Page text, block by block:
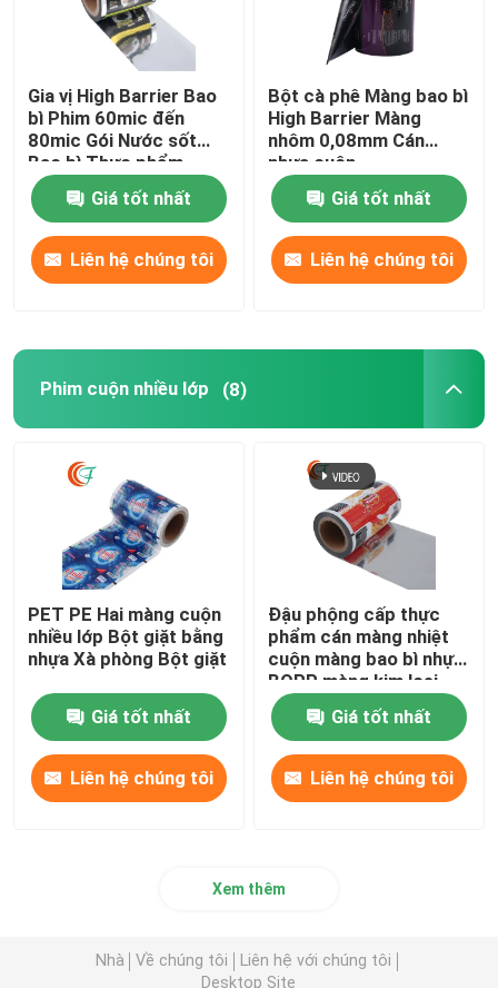
Màng bao bì rào cản cao
Phim cuộn nhiều lớp
Bao bì phim in
Phim đóng gói linh hoạt
Màng bao bì thực phẩm bằng nhựa
Phim đóng gói vật nuôi
Phim VMCPP
túi đóng gói linh hoạt
Gia vị High Barrier Bao
bì Phim 60mic đến
80mic Gói Nước sốt
Bao bì Thực phẩm
Giá tốt nhất
Liên hệ chúng tôi
Bột cà phê Màng bao bì
High Barrier Màng
nhôm 0,08mm Cán
nhựa cuộn
Giá tốt nhất
Liên hệ chúng tôi
Phim cuộn nhiều lớp (8)
PET PE Hai màng cuộn
nhiều lớp Bột giặt bằng
nhựa Xà phòng Bột giặt
Giá tốt nhất
Liên hệ chúng tôi
Đậu phộng cấp thực
phẩm cán màng nhiệt
cuộn màng bao bì nhựa
BOPP màng kim loại
Giá tốt nhất
Liên hệ chúng tôi
Xem thêm
Nhà Về chúng tôi
Liên hệ với chúng tôi
Desktop Site